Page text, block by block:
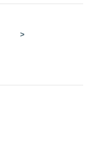
2025
>